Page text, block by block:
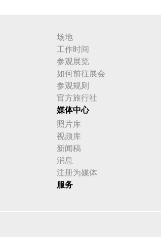
场地
工作时间
参观展览
如何前往展会
参观规则
官方旅行社
媒体中心
照片库
视频库
新闻稿
消息
注册为媒体
服务